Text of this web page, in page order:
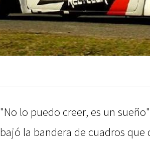
"No lo puedo creer, es un
bajó la bandera de cuadros